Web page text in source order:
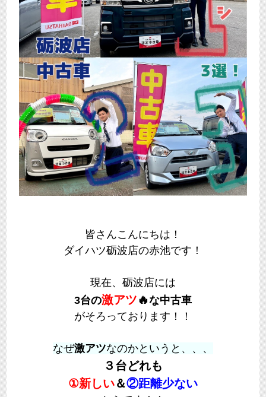
皆さんこんにちは！
ダイハツ砺波店の赤池です！
現在、砺波店には
3台の激アツ🔥な中古車
がそろっております！！
なぜ激アツなのかというと、、、
３台どれも
①新しい＆②距離少ない